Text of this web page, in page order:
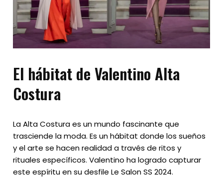
El hábitat de Valentino Alta
Costura
La Alta Costura es un mundo fascinante que
trasciende la moda. Es un hábitat donde los sueños
y el arte se hacen realidad a través de ritos y
rituales específicos. Valentino ha logrado capturar
este espíritu en su desfile Le Salon SS 2024.